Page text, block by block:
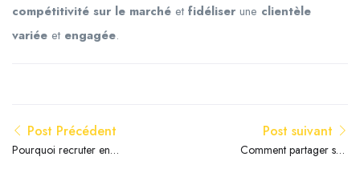
compétitivité sur le marché et fidéliser une clientèle
variée et engagée.
Post Précédent
Pourquoi recruter en
Post suivant
Comment partager son